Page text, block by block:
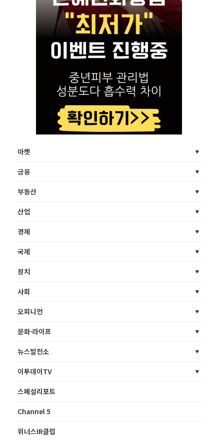
마켓
금융
부동산
산업
경제
국제
정치
사회
오피니언
문화·라이프
뉴스발전소
이투데이TV
스페셜리포트
Channel 5
위너스IR클럽